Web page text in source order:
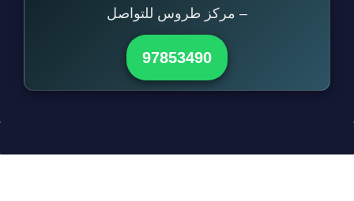
– مركز طروس للتواصل
97853490